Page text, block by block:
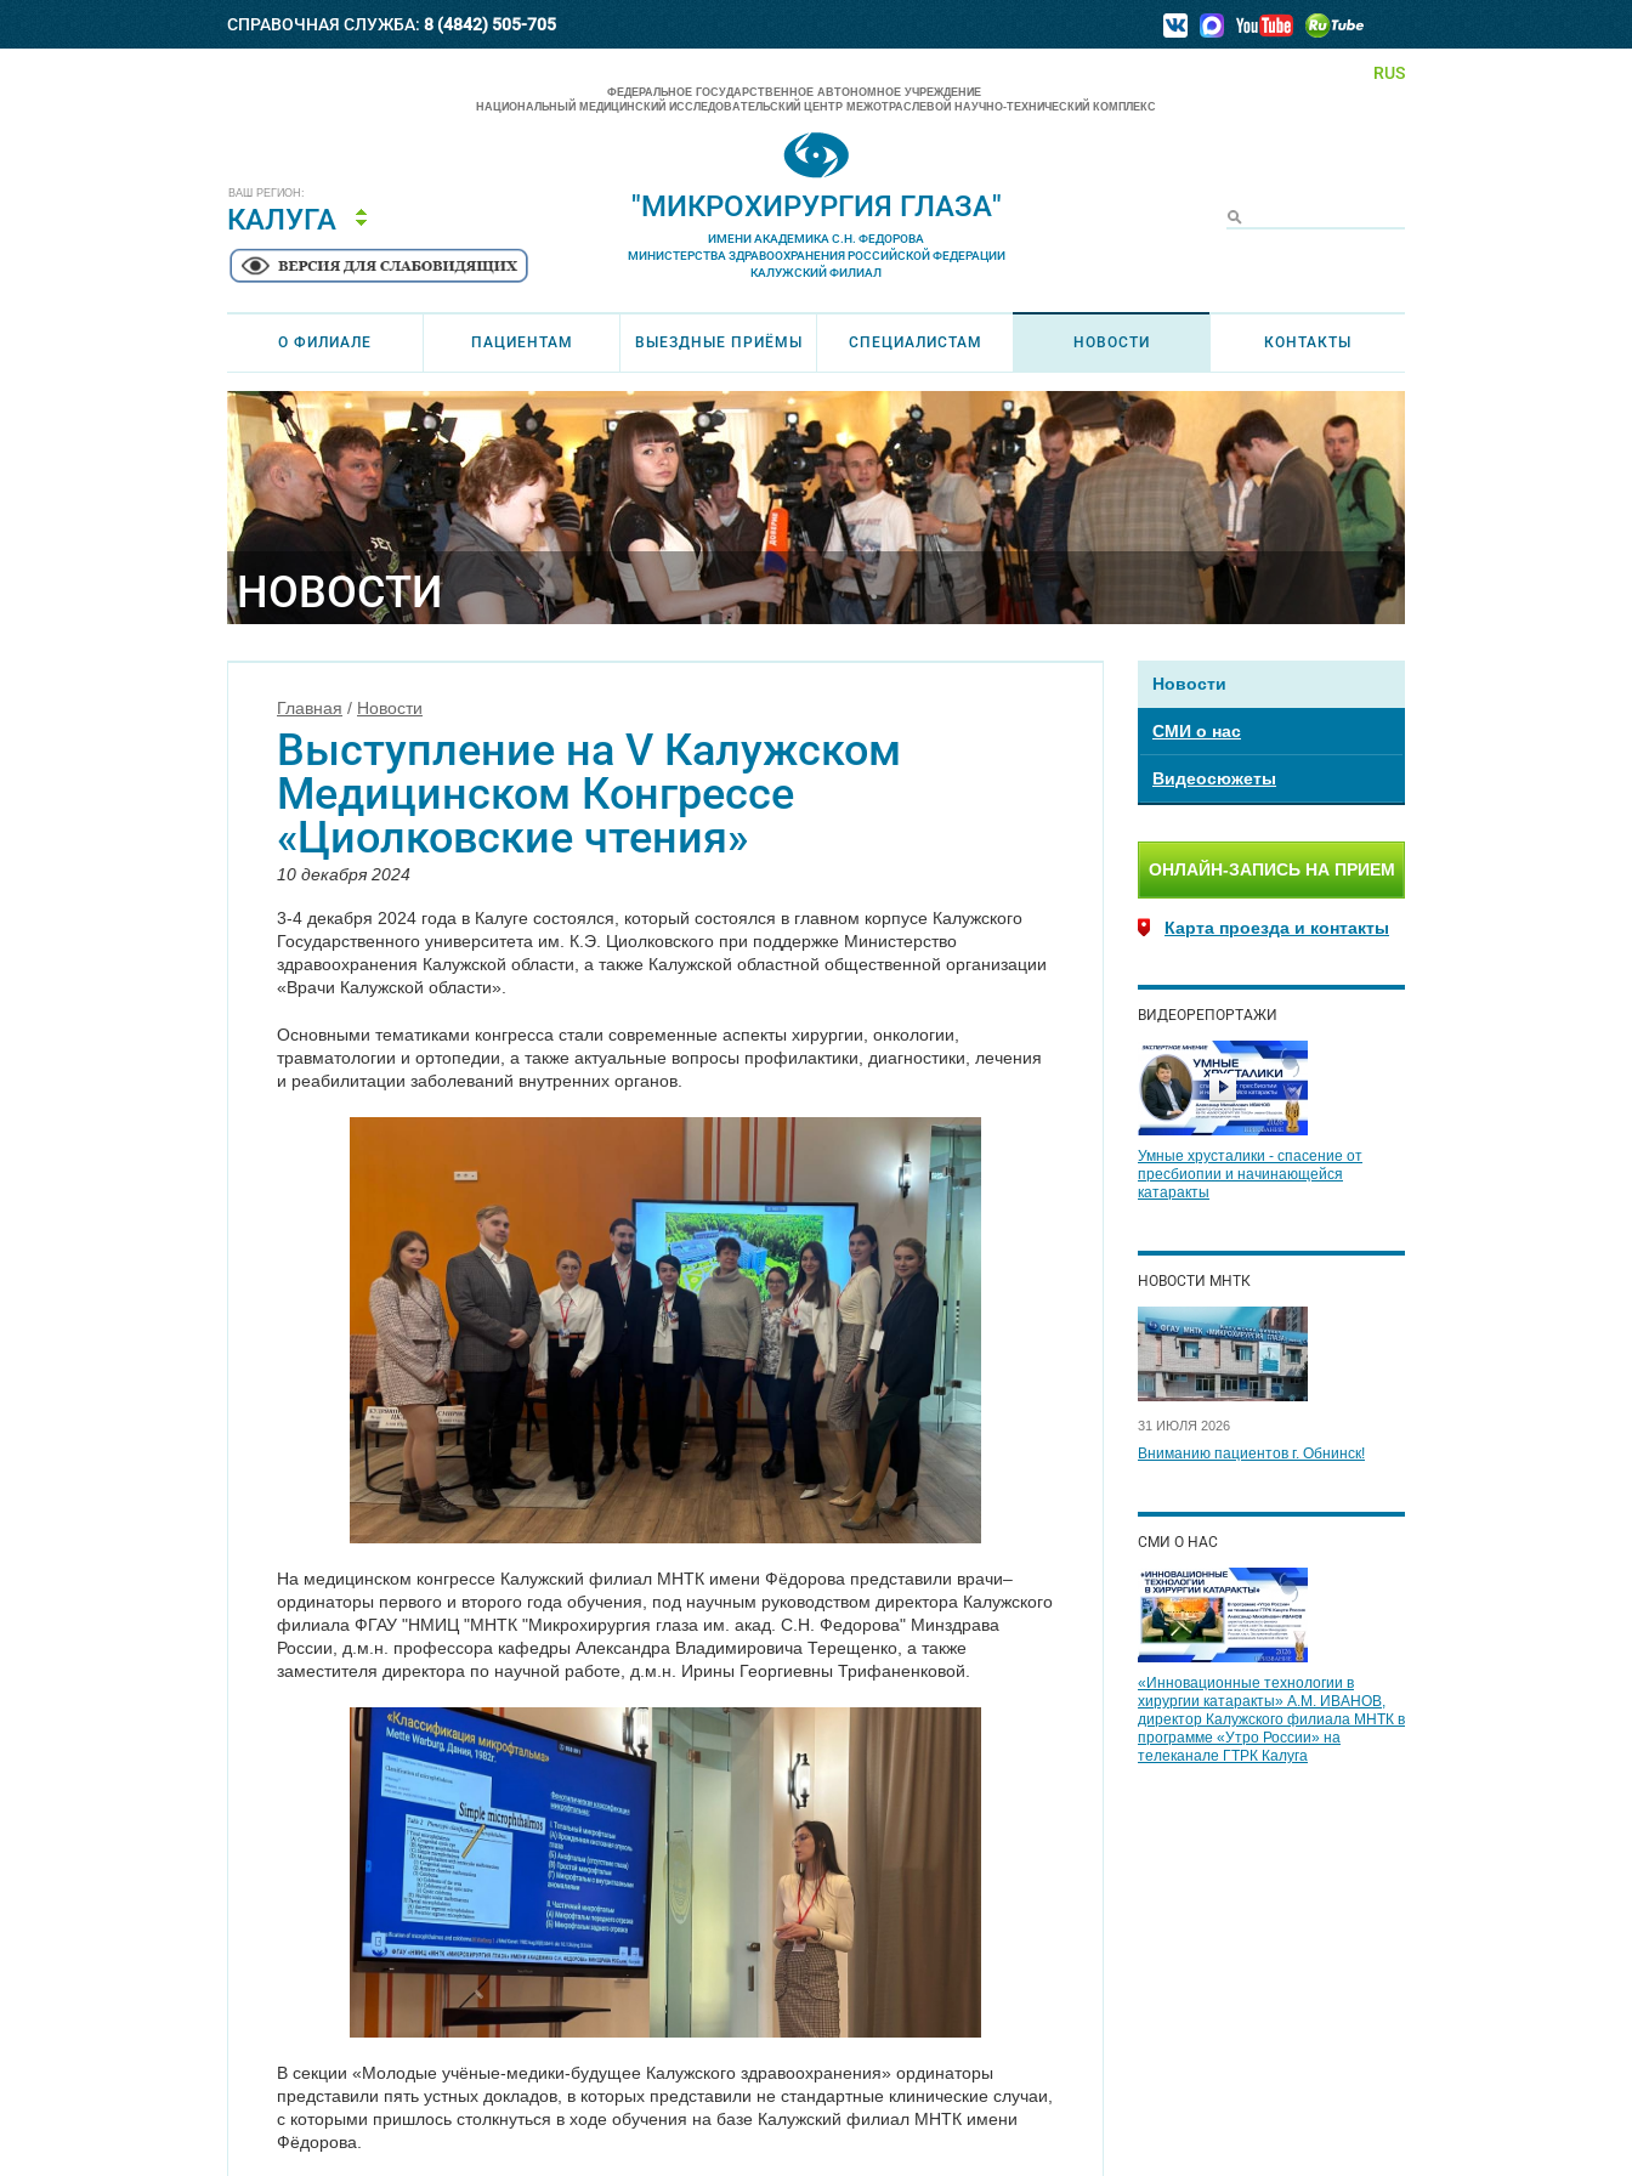
СПРАВОЧНАЯ СЛУЖБА: 8 (4842) 505-705
RUS
ВАШ РЕГИОН:
КАЛУГА
ФЕДЕРАЛЬНОЕ ГОСУДАРСТВЕННОЕ АВТОНОМНОЕ УЧРЕЖДЕНИЕ
НАЦИОНАЛЬНЫЙ МЕДИЦИНСКИЙ ИССЛЕДОВАТЕЛЬСКИЙ ЦЕНТР МЕЖОТРАСЛЕВОЙ НАУЧНО-ТЕХНИЧЕСКИЙ КОМПЛЕКС
"МИКРОХИРУРГИЯ ГЛАЗА"
ИМЕНИ АКАДЕМИКА С.Н. ФЕДОРОВА
МИНИСТЕРСТВА ЗДРАВООХРАНЕНИЯ РОССИЙСКОЙ ФЕДЕРАЦИИ
КАЛУЖСКИЙ ФИЛИАЛ
О ФИЛИАЛЕ ПАЦИЕНТАМ ВЫЕЗДНЫЕ ПРИЁМЫ СПЕЦИАЛИСТАМ НОВОСТИ КОНТАКТЫ
НОВОСТИ
Главная / Новости
Выступление на V Калужском
Медицинском Конгрессе
«Циолковские чтения»
10 декабря 2024
3-4 декабря 2024 года в Калуге состоялся, который состоялся в главном корпусе Калужского
Государственного университета им. К.Э. Циолковского при поддержке Министерство
здравоохранения Калужской области, а также Калужской областной общественной организации
«Врачи Калужской области».
Основными тематиками конгресса стали современные аспекты хирургии, онкологии,
травматологии и ортопедии, а также актуальные вопросы профилактики, диагностики, лечения
и реабилитации заболеваний внутренних органов.
На медицинском конгрессе Калужский филиал МНТК имени Фёдорова представили врачи–
ординаторы первого и второго года обучения, под научным руководством директора Калужского
филиала ФГАУ "НМИЦ "МНТК "Микрохирургия глаза им. акад. С.Н. Федорова" Минздрава
России, д.м.н. профессора кафедры Александра Владимировича Терещенко, а также
заместителя директора по научной работе, д.м.н. Ирины Георгиевны Трифаненковой.
В секции «Молодые учёные-медики-будущее Калужского здравоохранения» ординаторы
представили пять устных докладов, в которых представили не стандартные клинические случаи,
с которыми пришлось столкнуться в ходе обучения на базе Калужский филиал МНТК имени
Фёдорова.
Новости
СМИ о нас
Видеосюжеты
ОНЛАЙН-ЗАПИСЬ НА ПРИЕМ
Карта проезда и контакты
ВИДЕОРЕПОРТАЖИ
Умные хрусталики - спасение от
пресбиопии и начинающейся
катаракты
НОВОСТИ МНТК
31 ИЮЛЯ 2026
Вниманию пациентов г. Обнинск!
СМИ О НАС
«Инновационные технологии в
хирургии катаракты» А.М. ИВАНОВ,
директор Калужского филиала МНТК в
программе «Утро России» на
телеканале ГТРК Калуга